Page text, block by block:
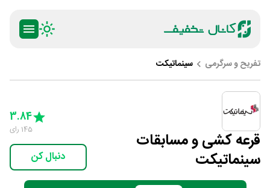
تفریح و سرگرمی سینماتیکت
قرعه کشی و مسابقات
سینماتیکت
3 Stars
4 Stars
5 Stars
3.84
145 رای
دنبال کن